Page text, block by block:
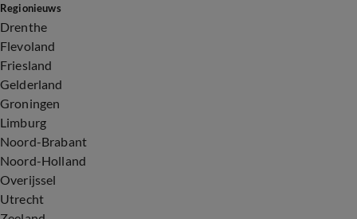
Regionieuws
Drenthe
Flevoland
Friesland
Gelderland
Groningen
Limburg
Noord-Brabant
Noord-Holland
Overijssel
Utrecht